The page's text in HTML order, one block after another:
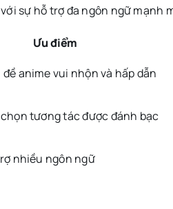
sự hỗ trợ đa ngôn ngữ mạnh
Ưu điểm
đề anime vui nhộn và hấp dẫn
tương tác được đánh bạc
nhiều ngôn ngữ